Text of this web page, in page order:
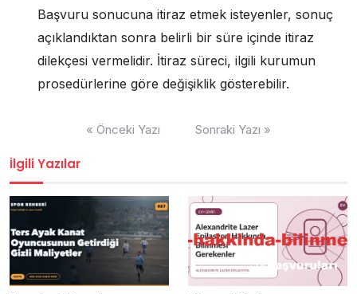
Başvuru sonucuna itiraz etmek isteyenler, sonuç
açıklandıktan sonra belirli bir süre içinde itiraz
dilekçesi vermelidir. İtiraz süreci, ilgili kurumun
prosedürlerine göre değişiklik gösterebilir.
« Önceki Yazı Sonraki Yazı »
İlgili Yazılar